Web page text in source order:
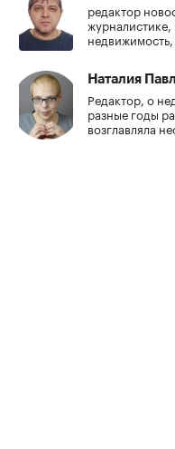
редактор
журналистике,
Наталия
Редактор, о
разные годы
возглавляла